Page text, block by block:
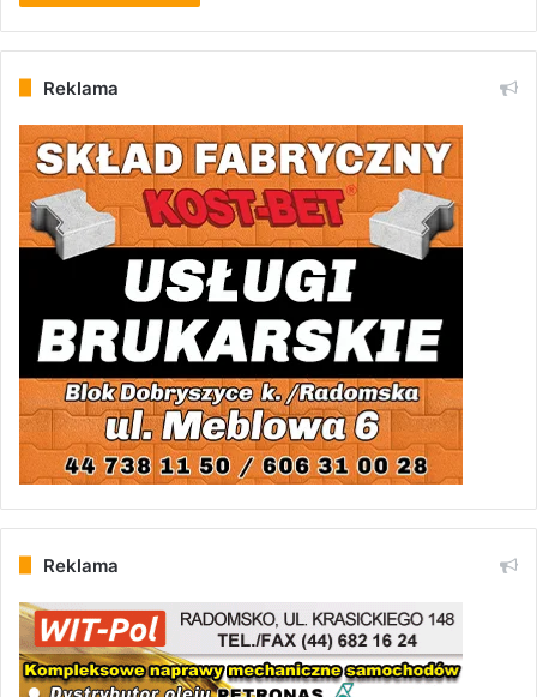
Reklama
Reklama